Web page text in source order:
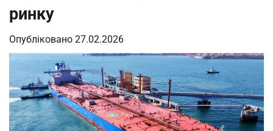
ринку
Опубліковано 27.02.2026